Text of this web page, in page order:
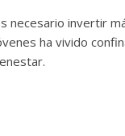
necesario invertir
ha vivido